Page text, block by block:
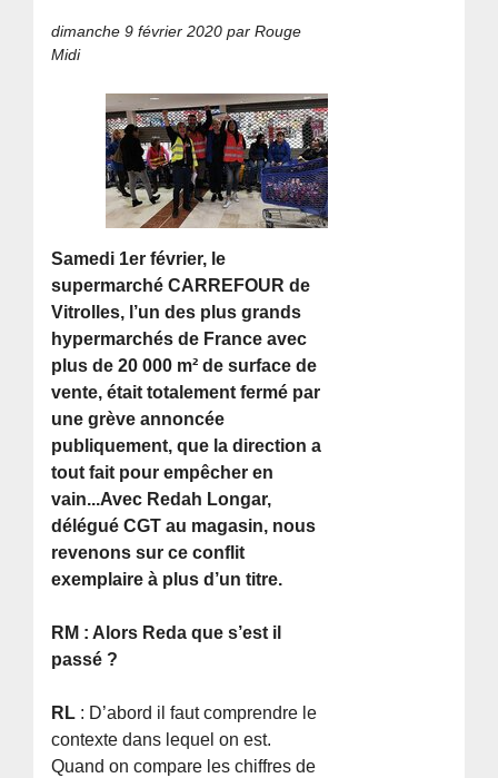
dimanche 9 février 2020 par Rouge
Midi
Samedi 1er février, le
supermarché CARREFOUR de
Vitrolles, l’un des plus grands
hypermarchés de France avec
plus de 20 000 m² de surface de
vente, était totalement fermé par
une grève annoncée
publiquement, que la direction a
tout fait pour empêcher en
vain...Avec Redah Longar,
délégué CGT au magasin, nous
revenons sur ce conflit
exemplaire à plus d’un titre.
RM : Alors Reda que s’est il
passé ?
RL : D’abord il faut comprendre le
contexte dans lequel on est.
Quand on compare les chiffres de